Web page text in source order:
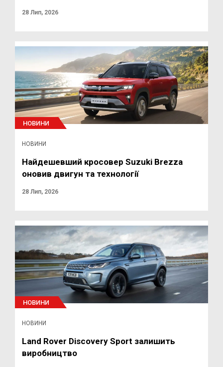
28 Лип, 2026
НОВИНИ
НОВИНИ
Найдешевший кросовер Suzuki Brezza
оновив двигун та технології
28 Лип, 2026
НОВИНИ
НОВИНИ
Land Rover Discovery Sport залишить
виробництво